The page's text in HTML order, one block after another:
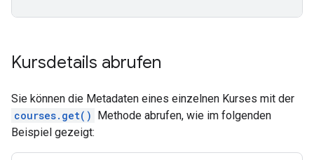
Kursdetails abrufen
Sie können die Metadaten eines einzelnen Kurses mit der
courses.get() Methode abrufen, wie im folgenden
Beispiel gezeigt: